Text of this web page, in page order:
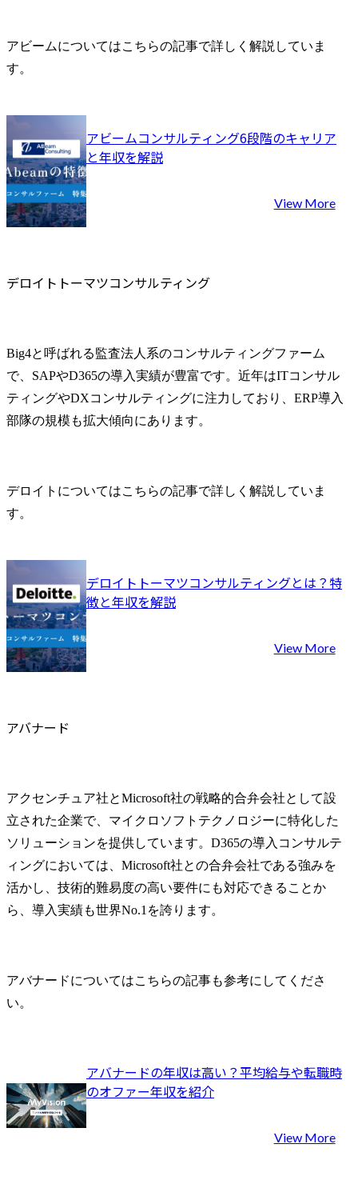
アビームについてはこちらの記事で詳しく解説していま
す。
アビームコンサルティング6段階のキャリア
と年収を解説
View More
デロイトトーマツコンサルティング
Big4と呼ばれる監査法人系のコンサルティングファーム
で、SAPやD365の導入実績が豊富です。近年はITコンサル
ティングやDXコンサルティングに注力しており、ERP導入
部隊の規模も拡大傾向にあります。
デロイトについてはこちらの記事で詳しく解説していま
す。
デロイトトーマツコンサルティングとは？特
徴と年収を解説
View More
アバナード
アクセンチュア社とMicrosoft社の戦略的合弁会社として設
立された企業で、マイクロソフトテクノロジーに特化した
ソリューションを提供しています。D365の導入コンサルテ
ィングにおいては、Microsoft社との合弁会社である強みを
活かし、技術的難易度の高い要件にも対応できることか
ら、導入実績も世界No.1を誇ります。
アバナードについてはこちらの記事も参考にしてくださ
い。
アバナードの年収は高い？平均給与や転職時
のオファー年収を紹介
View More